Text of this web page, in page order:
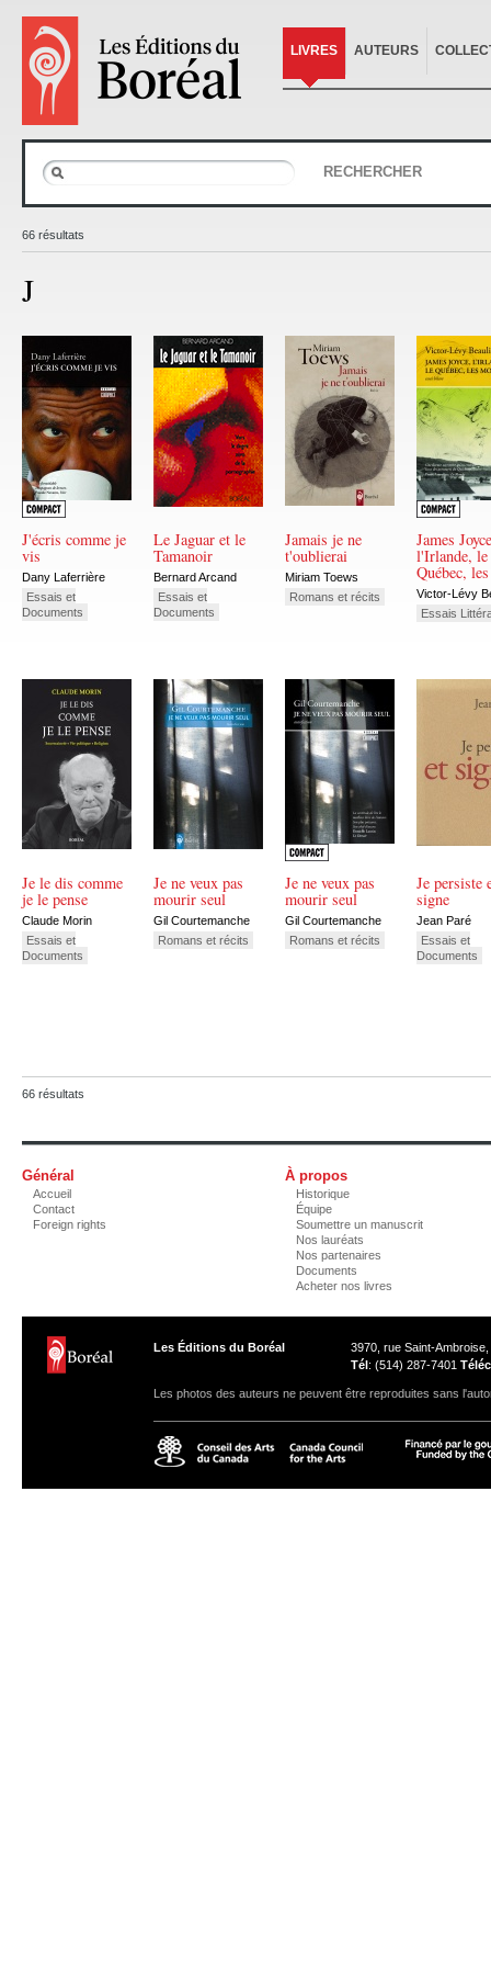
LIVRES AUTEURS
RECHERCHER
66 résultats
J
J'écris comme je
vis
Dany Laferrière
Essais et
Documents
Le Jaguar et le
Tamanoir
Bernard Arcand
Essais et
Documents
Jamais je ne
t'oublierai
Miriam Toews
Romans et récits
James
l'Irlande, le
Québec,
Victor-Lévy
Essais
Je le dis comme
je le pense
Claude Morin
Essais et
Documents
Je ne veux pas
mourir seul
Gil Courtemanche
Romans et récits
Je ne veux pas
mourir seul
Gil Courtemanche
Romans et récits
Je persiste
signe
Jean Paré
Essais et
Documents
66 résultats
Général
Accueil
Contact
Foreign rights
À propos
Historique
Équipe
Soumettre un manuscrit
Nos lauréats
Nos partenaires
Documents
Acheter nos livres
Les Éditions du Boréal
3970, rue Saint-
Tél: (514) 287-7401 Téléc
Les photos des auteurs ne peuvent être reproduites sans